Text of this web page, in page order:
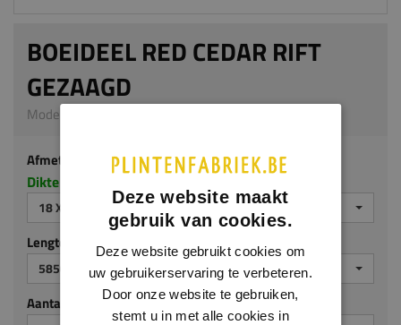
BOEIDEEL RED CEDAR RIFT
GEZAAGD
Model 9502 | 18 x 235 mm | Red Cedar
Afmeting
Dikte x breedte in millimeters
18 X 235 MM
Lengte (mm)
5850
Aantal stuks
Deze website maakt
gebruik van cookies.
Deze website gebruikt cookies om
uw gebruikerservaring te verbeteren.
Door onze website te gebruiken,
stemt u in met alle cookies in